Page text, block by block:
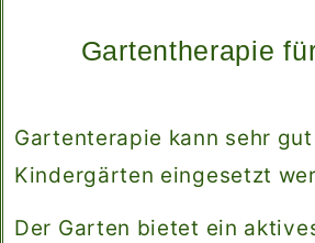
Gartentherapie
Gartenterapie kann sehr
Kindergärten eingesetzt
Der Garten bietet ein